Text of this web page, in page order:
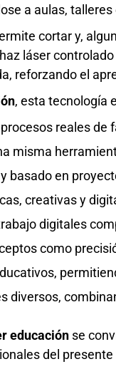
a aulas,
cortar y,
láser
reforzando el
, esta tecnología
reales
misma
basado en
creativas y
digitales
como
diversos,
educación se
del